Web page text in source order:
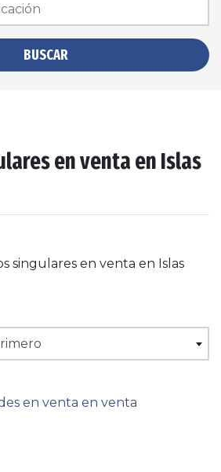
BUSCAR
en venta en Islas
singulares en venta en Islas
en venta en venta